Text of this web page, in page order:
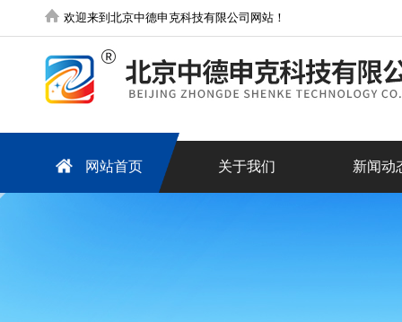
欢迎来到北京中德申克科技有限公司网站！
网站首页 关于我们 新闻动